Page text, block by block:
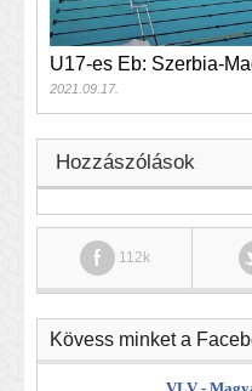
U17-es Eb: Szerbia-
2021.09.17.
Hozzászólások
112k
Kövess minket a